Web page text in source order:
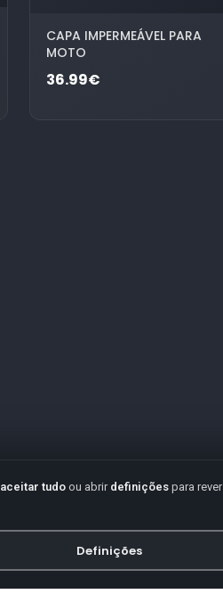
CAPA IMPERMEÁVEL PARA
MOTO
36.99€
aceitar tudo ou abrir definições para rever
Definições